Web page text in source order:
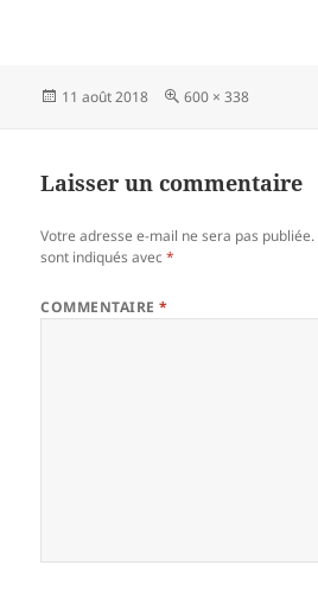
Publié
11 août 2018
Taille
600 × 338
Laisser un commentaire
Votre adresse e-mail ne sera pas publiée.
sont indiqués avec*
COMMENTAIRE*